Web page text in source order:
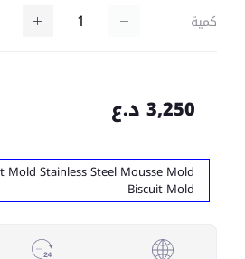
كمية
3,250 د.ع
Mold Stainless Steel Mousse Mold
Biscuit Mold